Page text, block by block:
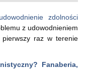
zdolności
z udowodnieniem
raz w terenie
Fanaberia,